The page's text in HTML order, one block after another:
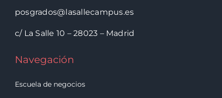
posgrados@lasallecampus.es
c/ La Salle 10 – 28023 – Madrid
Navegación
Escuela de negocios